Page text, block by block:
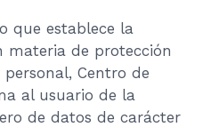
que establece la
materia de protección
Centro de
al usuario de la
de datos de carácter